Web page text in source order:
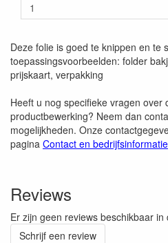
Deze folie is goed te knippen en te
toepassingsvoorbeelden: folder
prijskaart, verpakking
Heeft u nog specifieke vragen over
productbewerking? Neem dan
mogelijkheden. Onze
pagina Contact en bedrijfsinformatie
Reviews
Er zijn geen reviews beschikbaar in
Schrijf een review